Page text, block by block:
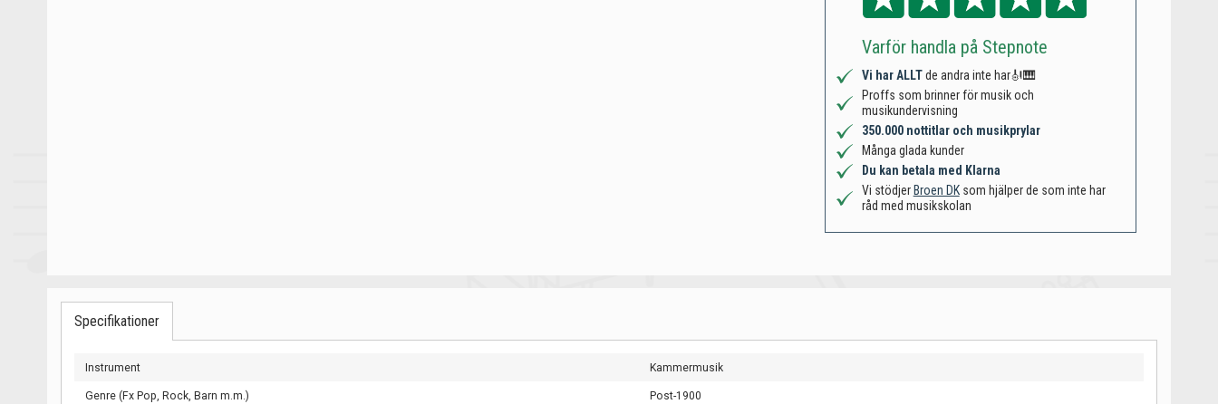
Varför handla på Stepnote
Vi har ALLTde andra inte har🎻🎹
Proffs som brinner för musik och
musikundervisning
350.000 nottitlar och musikprylar
Många glada kunder
Du kan betala med Klarna
Vi stödjer Broen DKsom hjälper de som inte har
råd med musikskolan
Specifikationer
Instrument Kammermusik
Genre (Fx Pop, Rock, Barn m.m.) Post-1900